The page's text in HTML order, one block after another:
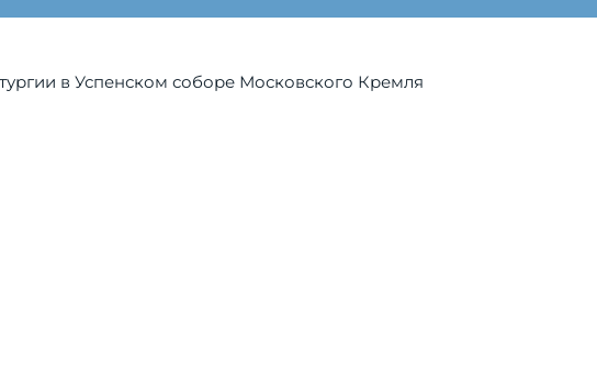
в Успенском соборе Московского Кремля